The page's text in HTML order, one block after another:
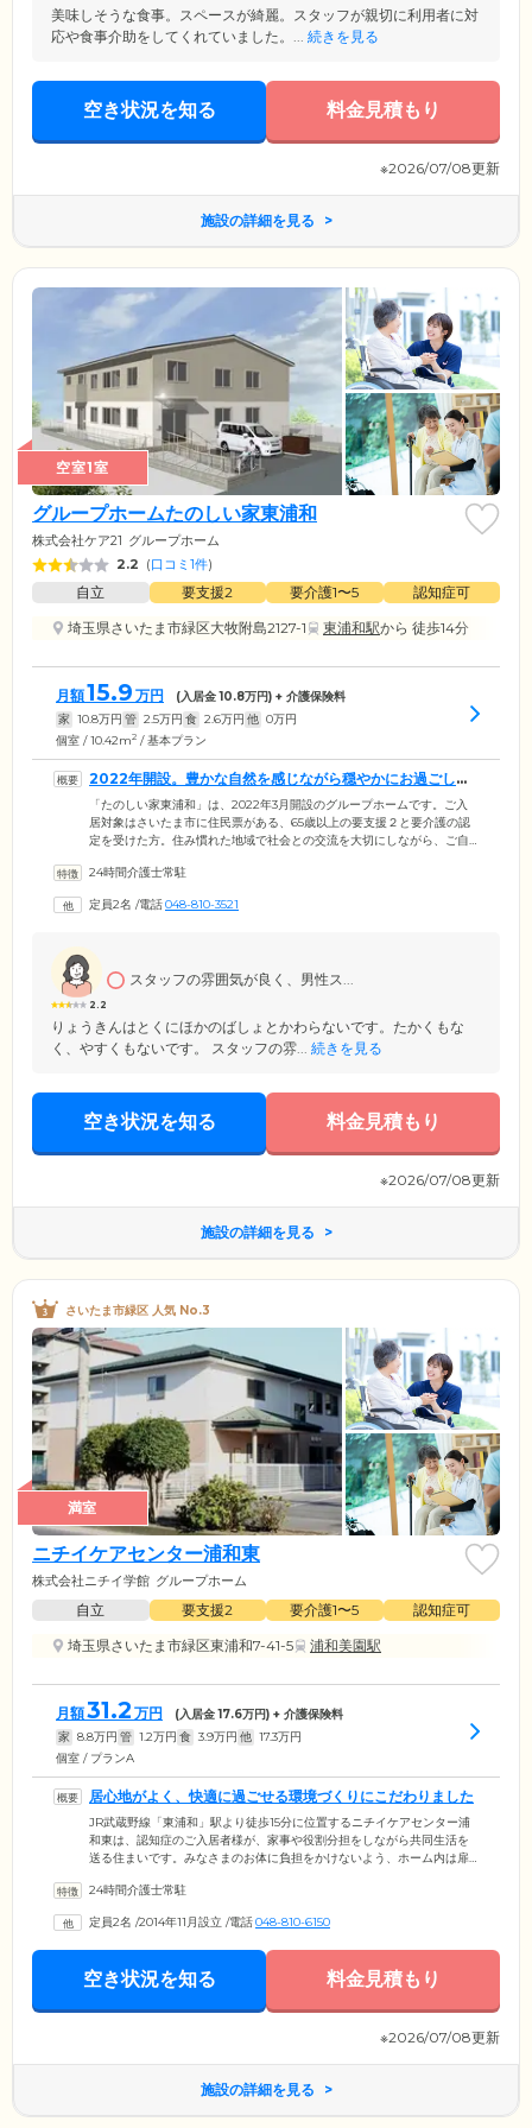
美味しそうな食事。スペースが綺麗。スタッフが親切に利用者に対
応や食事介助をしてくれていました。... 続きを見る
空き状況を知る 料金見積もり
※2026/07/08更新
施設の詳細を見る
空室1室
グループホームたのしい家東浦和
株式会社ケア21 グループホーム
2.2 (口コミ1件)
自立 要支援2 要介護1〜5
認知症可
埼玉県さいたま市緑区大牧附島2127-1
東浦和駅から 徒歩14分
月額15.9 万円 (入居金10.8万円) + 介護保険料
家 10.8万円 管 2.5万円 食 2.6万円 他 0万円
個室 / 10.42m2 / 基本プラン
2022年開設。豊かな自然を感じながら穏やかにお過ごしい
ただけます
「たのしい家東浦和」は、2022年3月開設のグループホームです。ご入
居対象はさいたま市に住民票がある、65歳以上の要支援２と要介護の認
定を受けた方。住み慣れた地域で社会との交流を大切にしながら、ご自
武蔵野線「東浦和」駅より徒歩8分の場所。周囲は閑静な住宅街です。す
ます。近隣には公園や商業施設が多くあるので、晴れた日にはスタッフ
24時間介護士常駐
定員2名 /電話048-810-3521
2.2
スタッフの雰囲気が良く、男性ス...
りょうきんはとくにほかのばしょとかわらないです。たかくもな
く、やすくもないです。 スタッフの雰... 続きを見る
空き状況を知る 料金見積もり
※2026/07/08更新
施設の詳細を見る
さいたま市緑区 人気 No.3
満室
ニチイケアセンター浦和東
株式会社ニチイ学館 グループホーム
自立 要支援2 要介護1〜5
認知症可
埼玉県さいたま市緑区東浦和7-41-5
浦和美園駅
月額31.2 万円 (入居金17.6万円) + 介護保険料
家 8.8万円 管 1.2万円 食 3.9万円 他 17.3万円
個室 / プランA
居心地がよく、快適に過ごせる環境づくりにこだわりました
JR武蔵野線「東浦和」駅より徒歩15分に位置するニチイケアセンター浦
和東は、認知症のご入居者様が、家事や役割分担をしながら共同生活を
送る住まいです。みなさまのお体に負担をかけないよう、ホーム内は扉
す。みなさまの生活拠点となるお部屋は、プライバシーに配慮した、個
るため、寒い季節も快適にお過ごしいただくことが可能です。浴室は、
介護を受ける方の安全と快適性を最優先として、二方向からの介助が可
24時間介護士常駐
定員2名 /2014年11月設立 /電話048-810-6150
空き状況を知る 料金見積もり
※2026/07/08更新
施設の詳細を見る